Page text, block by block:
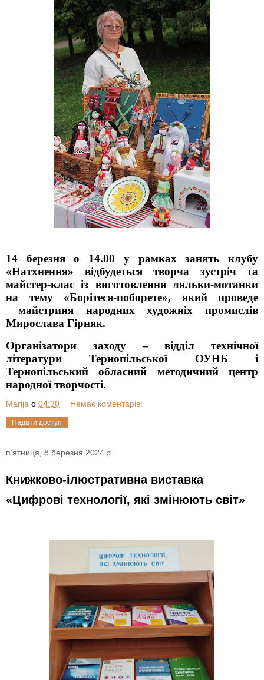
14 березня о 14.00 у рамках занять клубу
«Натхнення» відбудеться творча зустріч та
майстер-клас із виготовлення ляльки-мотанки
на тему «Борітеся-поборете», який проведе
майстриня народних художніх промислів
Мирослава Гірняк.
Організатори заходу – відділ технічної
літератури Тернопільської ОУНБ і
Тернопільський обласний методичний центр
народної творчості.
Marija о 04:20 Немає коментарів:
Надати доступ
пʼятниця, 8 березня 2024 р.
Книжково-ілюстративна виставка
«Цифрові технології, які змінюють світ»